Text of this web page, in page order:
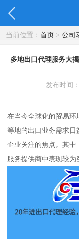
当前位置： 首页> 公司
多地出口代理服务大
发布时间
在当今全球化的贸易环
等地的出口业务需求日
企业关注的焦点。其中
服务提供商中表现较为